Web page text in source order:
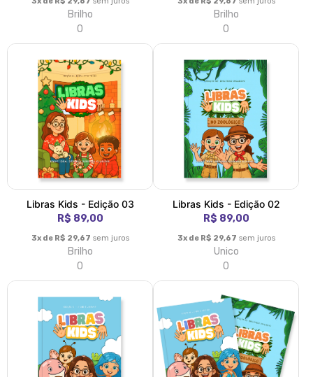
Brilho
0
Brilho
0
Libras Kids - Edição 03
R$ 89,00
3x de R$ 29,67 sem juros
Brilho
0
Libras Kids - Edição 02
R$ 89,00
3x de R$ 29,67 sem juros
Unico
0